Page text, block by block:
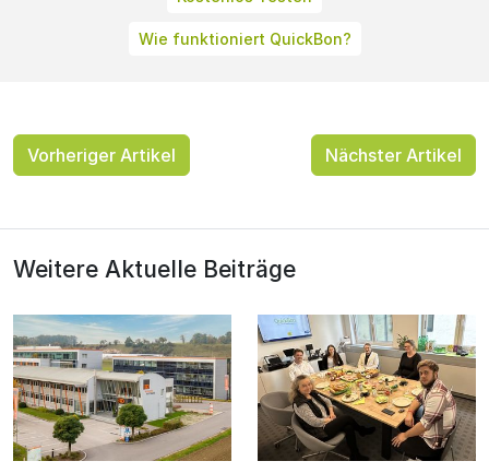
Wie funktioniert QuickBon?
Vorheriger Artikel Nächster Artikel
Weitere Aktuelle Beiträge